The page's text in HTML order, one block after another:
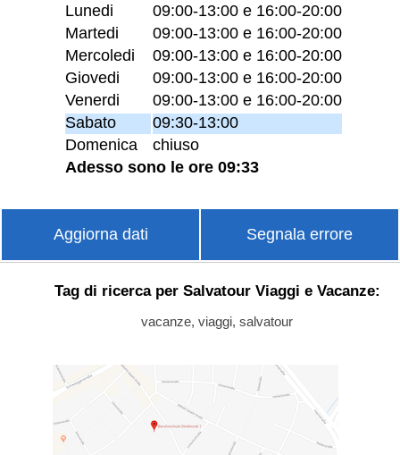
Lunedi
09:00-13:00 e 16:00-20:00
Martedi
09:00-13:00 e 16:00-20:00
Mercoledi
09:00-13:00 e 16:00-20:00
Giovedi
09:00-13:00 e 16:00-20:00
Venerdi
09:00-13:00 e 16:00-20:00
Sabato
09:30-13:00
Domenica
chiuso
Adesso sono le ore 09:33
Aggiorna dati Segnala errore
Tag di ricerca per Salvatour Viaggi e Vacanze:
vacanze, viaggi, salvatour